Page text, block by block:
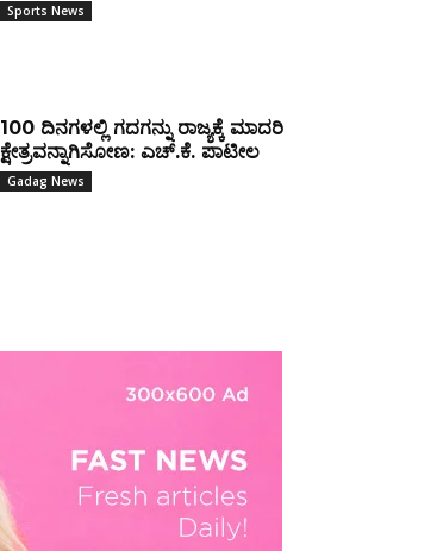
Sports News
100 ದಿನಗಳಲ್ಲಿ ಗದಗನ್ನು ರಾಜ್ಯಕ್ಕೆ ಮಾದರಿ
ಕ್ಷೇತ್ರವನ್ನಾಗಿಸೋಣ: ಎಚ್.ಕೆ. ಪಾಟೀಲ
Gadag News